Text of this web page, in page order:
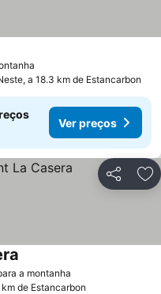
a 18.3 km de Estancarbon
Ver preços
Partilhar
a montanha
de Estancarbon